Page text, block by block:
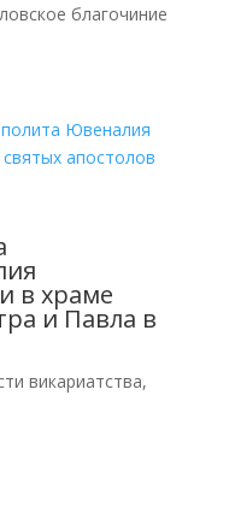
благочиние
в храме
и Павла в
викариатства,